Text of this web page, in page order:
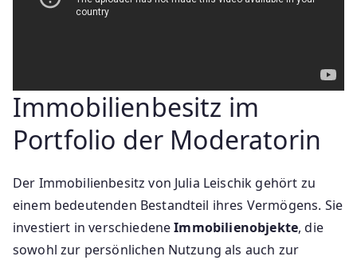
Immobilienbesitz im
Portfolio der Moderatorin
Der Immobilienbesitz von Julia Leischik gehört zu
einem bedeutenden Bestandteil ihres Vermögens. Sie
investiert in verschiedeneImmobilienobjekte, die
sowohl zur persönlichen Nutzung als auch zur